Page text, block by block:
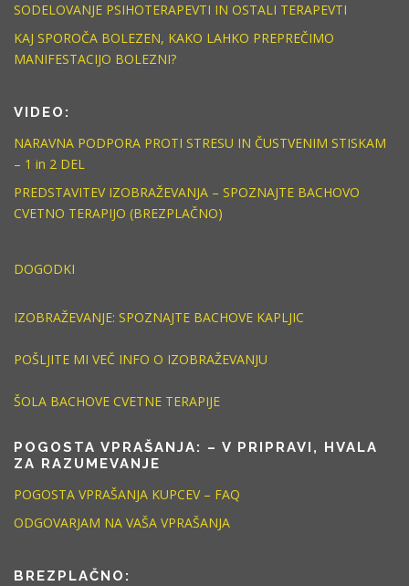
SODELOVANJE PSIHOTERAPEVTI IN OSTALI TERAPEVTI
KAJ SPOROČA BOLEZEN, KAKO LAHKO PREPREČIMO
MANIFESTACIJO BOLEZNI?
VIDEO:
NARAVNA PODPORA PROTI STRESU IN ČUSTVENIM STISKAM
– 1 in 2 DEL
PREDSTAVITEV IZOBRAŽEVANJA – SPOZNAJTE BACHOVO
CVETNO TERAPIJO (BREZPLAČNO)
DOGODKI
IZOBRAŽEVANJE: SPOZNAJTE BACHOVE KAPLJIC
POŠLJITE MI VEČ INFO O IZOBRAŽEVANJU
ŠOLA BACHOVE CVETNE TERAPIJE
POGOSTA VPRAŠANJA: – V PRIPRAVI, HVALA
ZA RAZUMEVANJE
POGOSTA VPRAŠANJA KUPCEV – FAQ
ODGOVARJAM NA VAŠA VPRAŠANJA
BREZPLAČNO: